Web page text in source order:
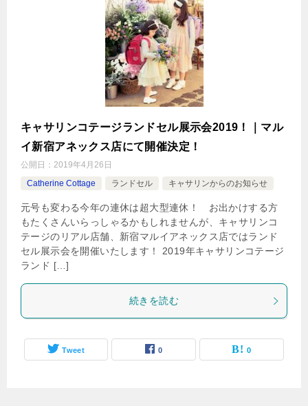
キャサリンコテージランドセル展示会2019！｜マル
イ新宿アネックス店にて開催決定！
公開日： 2019年4月26日
Catherine Cottage
ランドセル キャサリンからのお知らせ
元号も変わる今年の連休は超大型連休！ お出かけする方
もたくさんいらっしゃるかもしれませんが、キャサリンコ
テージのリアル店舗、新宿マルイアネックス店ではランド
セル展示会を開催いたします！ 2019年キャサリンコテージ
ランド […]
続きを読む
Tweet 0 0